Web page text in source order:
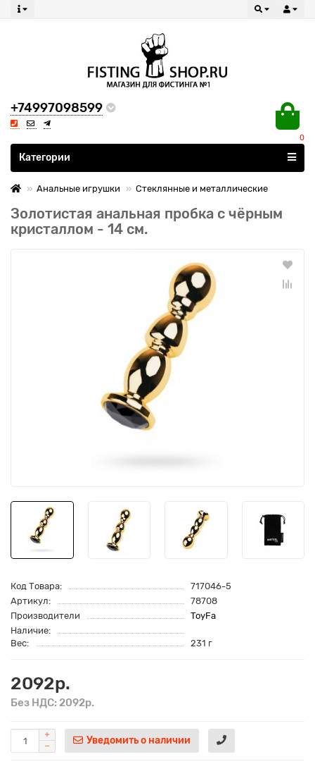
+74997098599
0
Все категории
Категории
Анальные игрушки Стеклянные и металлические
Золотистая анальная пробка с чёрным
кристаллом - 14 см.
Код Товара:
717046-5
Артикул:
78708
Производители
ToyFa
Наличие:
Вес:
231 г
2092р.
Без НДС: 2092р.
Уведомить о наличии